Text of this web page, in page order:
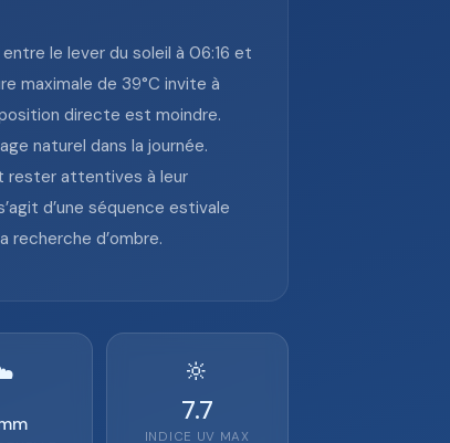
le lever du soleil à 06:16 et
maximale de 39°C invite à
directe est moindre.
naturel dans la journée.
rester attentives à leur
d’une séquence estivale
recherche d’ombre.
🔆
7.7
INDICE UV MAX